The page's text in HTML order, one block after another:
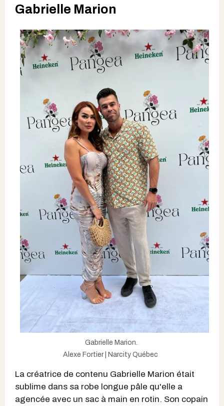
Gabrielle Marion
Gabrielle Marion.
Alexe Fortier | Narcity Québec
La créatrice de contenu Gabrielle Marion était
sublime dans sa robe longue pâle qu'elle a
agencée avec un sac à main en rotin. Son copain